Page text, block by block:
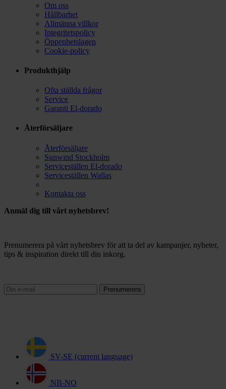
Om oss
Hållbarhet
Allmänna villkor
Integritetspolicy
Öppenhetslagen
Cookie-policy
Produkthjälp
Ofta ställda frågor
Service
Garanti El-dorado
Återförsäljare
Återförsäljare
Sunwind Stockholm
Serviceställen El-dorado
Serviceställen Wallas
Kontakta oss
Anmäl dig till vårt nyhetsbrev!
Prenumerera på vårt nyhetsbrev för att ta del av kampanjer, nyheter,
tips & inspiration direkt till din inkorg.
Prenumerera
SV-SE (current language)
NB-NO